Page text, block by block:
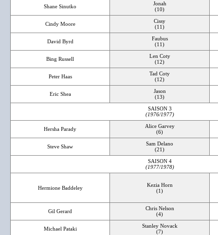
Shane Sinutko
Jonah
(10)
Cindy Moore
Cissy
(11)
David Byrd
Faubus
(11)
Bing Russell
Len Coty
(12)
Peter Haas
Tad Coty
(12)
Eric Shea
Jason
(13)
SAISON 3
(1976/1977)
Hersha Parady
Alice Garvey
(6)
Steve Shaw
Sam Delano
(21)
SAISON 4
(1977/1978)
Hermione Baddeley
Kezia Horn
(1)
Gil Gerard
Chris Nelson
(4)
Michael Pataki
Stanley Novack
(7)